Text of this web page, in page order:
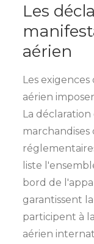
Les
aérien
Les
aérien
La
liste
bord de
garantissent
participent à
aérien